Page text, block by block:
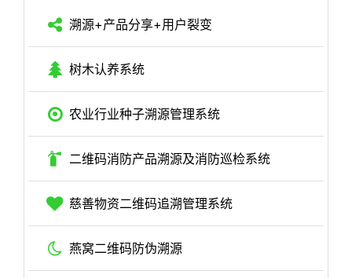
溯源+产品分享+用户裂变
树木认养系统
农业行业种子溯源管理系统
二维码消防产品溯源及消防巡检系统
慈善物资二维码追溯管理系统
燕窝二维码防伪溯源